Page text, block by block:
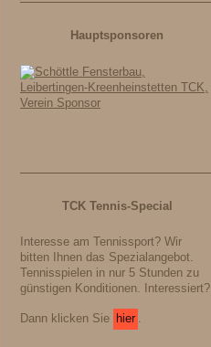
Hauptsponsoren
TCK Tennis-Special
Interesse am Tennissport? Wir
bitten Ihnen das Spezialangebot.
Tennisspielen in nur 5 Stunden zu
günstigen Konditionen. Interessiert?
Dann klicken Sie hier